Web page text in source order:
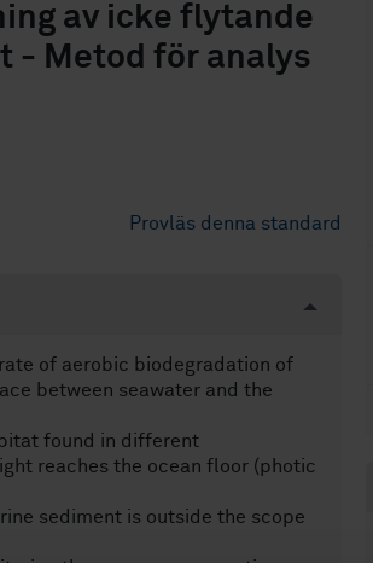
av icke flytande
- Metod för analys
Provläs denna standard
of aerobic biodegradation of
between seawater and the
found in different
reaches the ocean floor (photic
sediment is outside the scope